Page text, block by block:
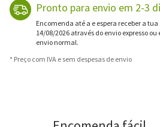
Pronto para envio em 2-3
Encomenda até a e espera receber a
14/08/2026 através do envio expresso
envio normal.
* Preço com IVA e sem despesas de envio